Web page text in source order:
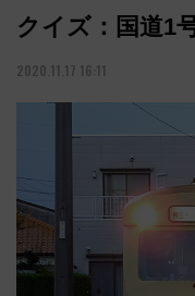
クイズ：国道1
2020.11.17 16:11